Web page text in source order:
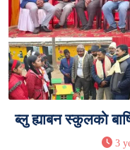
ब्लु ह्याबन स्कुलकाे
3